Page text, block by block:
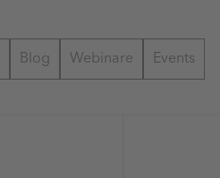
Blog Webinare Events